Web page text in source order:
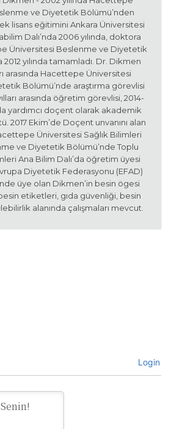
ve Diyetetik Bölümü’nden
lisans eğitimini Ankara Üniversitesi
Dalı’nda 2006 yılında, doktora
Üniversitesi Beslenme ve Diyetetik
2012 yılında tamamladı. Dr. Dikmen
arasında Hacettepe Üniversitesi
Bölümü’nde araştırma görevlisi
arasında öğretim görevlisi, 2014-
yardımcı doçent olarak akademik
2017 Ekim’de Doçent unvanını alan
Üniversitesi Sağlık Bilimleri
ve Diyetetik Bölümü’nde Toplu
Ana Bilim Dalı’da öğretim üyesi
Diyetetik Federasyonu (EFAD)
üye olan Dikmen’in besin ögesi
etiketleri, gıda güvenliği, besin
alanında çalışmaları mevcut.
Login